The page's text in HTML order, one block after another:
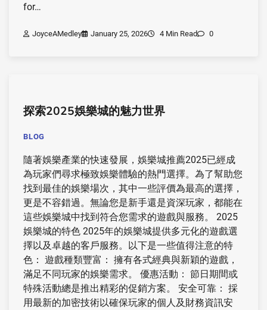
for…
JoyceAMedley January 25, 2026 4 Min Read 0
探索2025娛樂城的魅力世界
BLOG
隨著娛樂產業的快速發展，娛樂城推薦2025已經成
為玩家們尋求極致娛樂體驗的熱門選擇。為了幫助您
找到最佳的娛樂場次，其中一些評價為最高的選擇，
更是不容錯過。無論您是新手還是資深玩家，都能在
這些娛樂城中找到符合您需求的遊戲與服務。 2025
娛樂城的特色 2025年的娛樂城提供多元化的遊戲選
擇以及卓越的客戶服務。以下是一些值得注意的特
色： 遊戲種類豐富： 擁有各式經典與新穎的遊戲，
滿足不同玩家的娛樂需求。 優惠活動： 節日期間或
特殊活動總是推出精彩的促銷方案。 安全可靠： 採
用最新的加密技術以確保玩家的個人及財務資訊安